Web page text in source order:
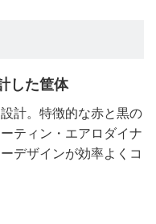
した筐体
計。特徴的な赤と黒の
ティン・エアロダイナ
デザインが効率よくコ